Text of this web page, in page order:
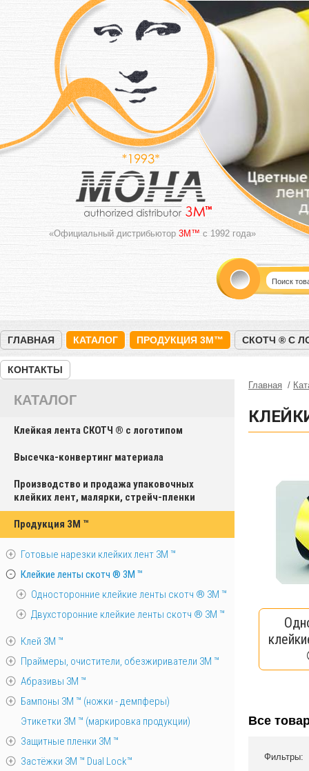
«Официальный дистрибьютор 3M™ с 1992 года»
ГЛАВНАЯ КАТАЛОГ ПРОДУКЦИЯ 3M™ СКОТЧ ® С
КОНТАКТЫ
Главная
Все
Фильтры:
КАТАЛОГ
Клейкая лента СКОТЧ ® с логотипом
Высечка-конвертинг материала
Производство и продажа упаковочных
клейких лент, малярки, стрейч-пленки
Продукция 3M ™
Готовые нарезки клейких лент 3M ™
Клейкие ленты скотч ® 3M ™
Односторонние клейкие ленты скотч ® 3M ™
Двухсторонние клейкие ленты скотч ® 3M ™
Клей 3М ™
Праймеры, очистители, обезжириватели 3М ™
Абразивы 3М ™
Бампоны 3М ™ (ножки - демпферы)
Этикетки 3М ™ (маркировка продукции)
Защитные пленки 3М ™
Застёжки 3М ™ Dual Lock™